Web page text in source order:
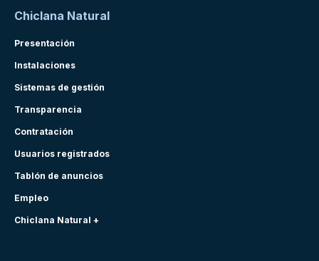
Chiclana Natural
Presentación
Instalaciones
Sistemas de gestión
Transparencia
Contratación
Usuarios registrados
Tablón de anuncios
Empleo
Chiclana Natural +